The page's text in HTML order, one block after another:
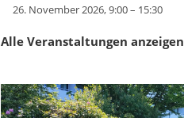
26. November 2026, 9:00– 15:30
Alle Veranstaltungen anzeigen